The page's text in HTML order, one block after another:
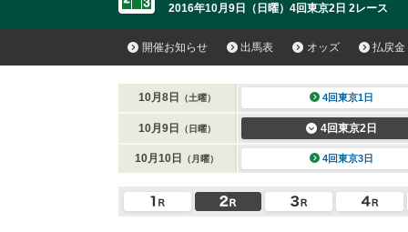
2016年10月9日（日曜）4回東京2日 2レース
開催お知らせ 出馬表 オッズ 払戻金
10月8日 （土曜） 4回東京1日
10月9日 （日曜） 4回東京2日
10月10日 （月曜） 4回東京3日